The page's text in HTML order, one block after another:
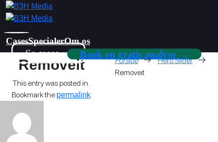
Skip
CasesSpecialerOm os
Se cases → Book en gratis analyse →
Removeit
This entry was posted in .
Bookmark the permalink.
Forside → Hero Slider →
Removeit